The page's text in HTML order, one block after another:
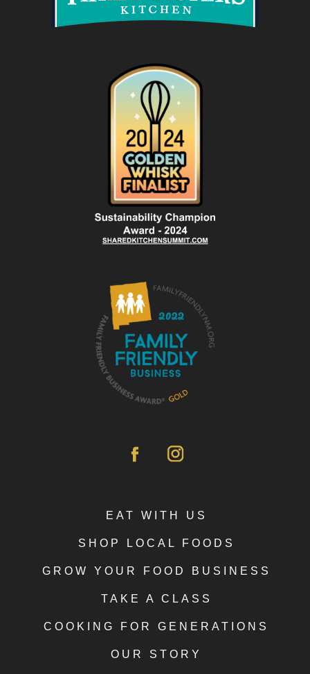
EAT WITH US
SHOP LOCAL FOODS
GROW YOUR FOOD BUSINESS
TAKE A CLASS
COOKING FOR GENERATIONS
OUR STORY